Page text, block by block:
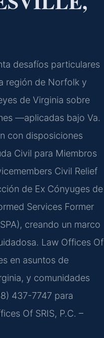
desafíos particulares
región de Norfolk y
de Virginia sobre
—aplicadas bajo Va.
con disposiciones
Civil para Miembros
Civil Relief
de Ex Cónyuges de
Services Former
creando un marco
Law Offices Of
en asuntos de
y comunidades
437-7747 para
Of SRIS, P.C. –